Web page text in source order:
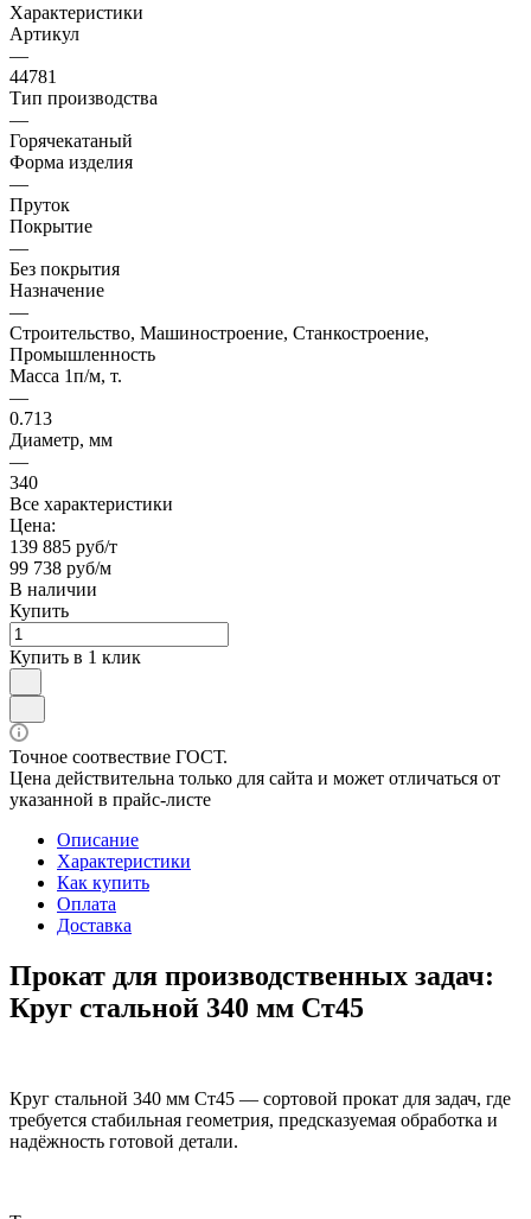
Характеристики
Артикул
—
44781
Тип производства
—
Горячекатаный
Форма изделия
—
Пруток
Покрытие
—
Без покрытия
Назначение
—
Строительство, Машиностроение, Станкостроение,
Промышленность
Масса 1п/м, т.
—
0.713
Диаметр, мм
—
340
Все характеристики
Цена:
139 885 руб/т
99 738 руб/м
В наличии
Купить
Купить в 1 клик
Точное соотвествие ГОСТ.
Цена действительна только для сайта и может отличаться от
указанной в прайс-листе
Описание
Характеристики
Как купить
Оплата
Доставка
Прокат для производственных задач:
Круг стальной 340 мм Ст45
Круг стальной 340 мм Ст45 — сортовой прокат для задач, где
требуется стабильная геометрия, предсказуемая обработка и
надёжность готовой детали.